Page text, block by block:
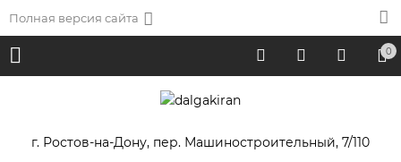
Полная версия сайта
0
г. Ростов-на-Дону, пер. Машиностроительный, 7/110